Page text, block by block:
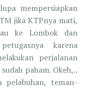
mempersiapkan
jika KTPnya mati,
ke Lombok dan
karena
perjalanan
paham. Okeh,..
pelabuhan, teman-